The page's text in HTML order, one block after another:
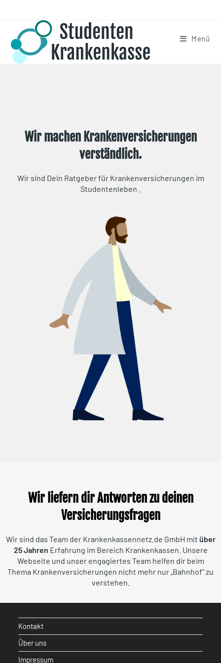
Menü
Wir machen Krankenversicherungen
verständlich.
Wir sind Dein Ratgeber für Krankenversicherungen im
Studentenleben .
Wir liefern dir Antworten zu deinen
Versicherungsfragen
Wir sind das Team der Krankenkassennetz.de GmbH mit über
25 Jahren Erfahrung im Bereich Krankenkassen. Unsere
Webseite und unser engagiertes Team helfen dir beim
Thema Krankenversicherungen nicht mehr nur „Bahnhof“ zu
verstehen.
Kontakt
Über uns
Impressum